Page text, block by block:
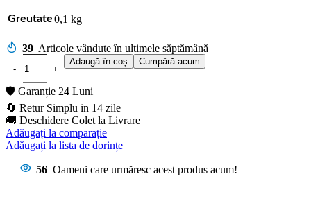
Greutate0,1 kg
39 Articole vândute în ultimele săptămână
Adaugă în coș Cumpără acum
🛡️ Garanție 24 Luni
🔄 Retur Simplu in 14 zile
🚚 Deschidere Colet la Livrare
Adăugați la comparație
Adăugați la lista de dorințe
56 Oameni care urmăresc acest produs acum!